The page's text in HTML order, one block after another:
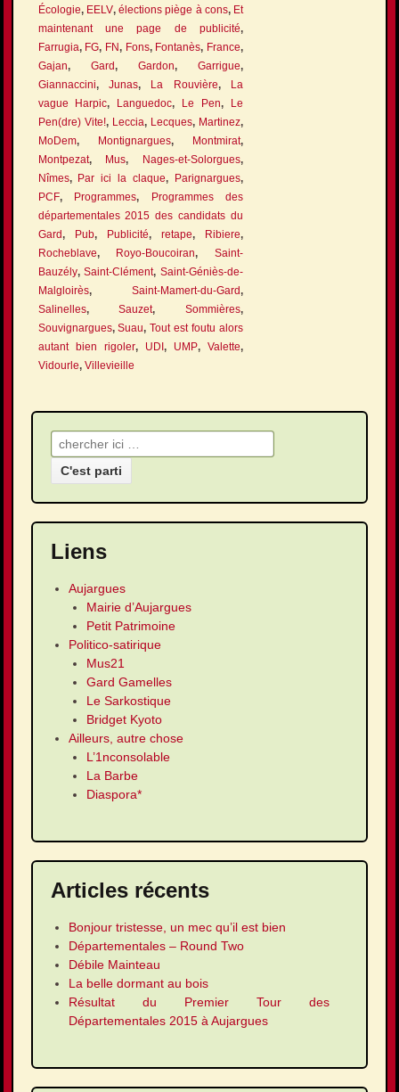
Écologie, EELV,élections piège à cons, Et
maintenant une page de publicité,
Farrugia, FG, FN, Fons, Fontanès, France,
Gajan, Gard, Gardon,Garrigue,
Giannaccini, Junas, La Rouvière,
La
vague Harpic, Languedoc, Le Pen,
Le
Pen(dre) Vite!, Leccia, Lecques, Martinez,
MoDem, Montignargues, Montmirat,
Montpezat, Mus, Nages-et-Solorgues,
Nîmes, Par ici la claque, Parignargues,
PCF, Programmes,
Programmes des
départementales 2015 des candidats du
Gard, Pub, Publicité,retape, Ribiere,
Rocheblave, Royo-Boucoiran,Saint-
Bauzély,Saint-Clément,Saint-Géniès-de-
Malgloirès,Saint-Mamert-du-Gard,
Salinelles,Sauzet,Sommières,
Souvignargues,Suau,Tout est foutu alors
autant bien rigoler, UDI , UMP,Valette,
Vidourle, Villevieille
Recherche pour:
Liens
Aujargues
Mairie d’Aujargues
Petit Patrimoine
Politico-satirique
Mus21
Gard Gamelles
Le Sarkostique
Bridget Kyoto
Ailleurs, autre chose
L’1nconsolable
La Barbe
Diaspora*
Articles récents
Bonjour tristesse, un mec qu’il est bien
Départementales – Round Two
Débile Mainteau
La belle dormant au bois
Résultat du Premier Tour des
Départementales 2015 à Aujargues